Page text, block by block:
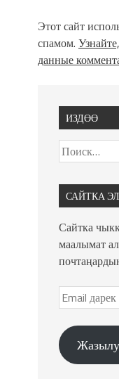
Этот сайт
спамом.
данные
ИЗДӨӨ
САЙТКА
Сайтка
маалымат